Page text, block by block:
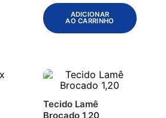
ADICIONAR
AO CARRINHO
Tecido Lamê
Brocado 1,20